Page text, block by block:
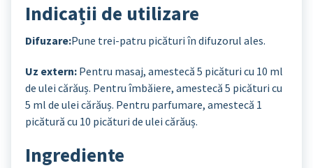
Indicații de utilizare
Difuzare:Pune trei-patru picături în difuzorul ales.
Uz extern: Pentru masaj, amestecă 5 picături cu 10 ml
de ulei cărăuș. Pentru îmbăiere, amestecă 5 picături cu
5 ml de ulei cărăuș. Pentru parfumare, amestecă 1
picătură cu 10 picături de ulei cărăuș.
Ingrediente